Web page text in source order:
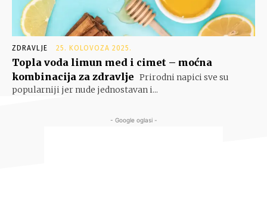
ZDRAVLJE 25. KOLOVOZA 2025.
Topla voda limun med i cimet – moćna
kombinacija za zdravlje Prirodni napici sve su
popularniji jer nude jednostavan i...
- Google oglasi -